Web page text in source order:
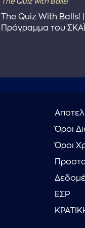
The Quiz With Balls!
Πρόγραμμα του ΣΚΑΪ
Όροι
Όροι
ΕΣΡ